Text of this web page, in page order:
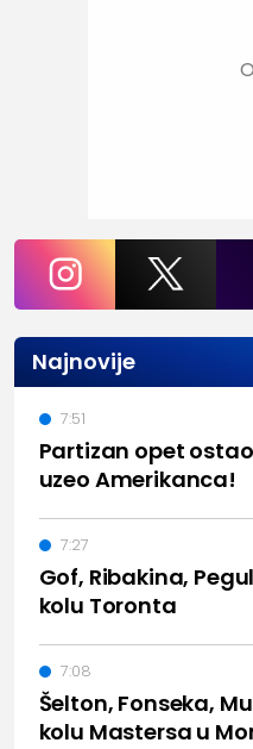
Najnovije
Partizan opet
uzeo Amerikanca!
7:51
Gof, Ribakina,
kolu Toronta
7:27
Šelton, Fonseka,
kolu Mastersa u
7:08